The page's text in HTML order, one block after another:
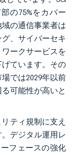
の75%をカバー
の通信事業者は
、サイバーセキ
ークサービスを
ています。その
では2029年以前
可能性が高いと
ティ規制に支え
デジタル運用レ
フェースの強化